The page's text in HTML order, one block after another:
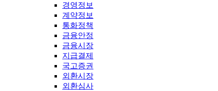
경영정보
계약정보
통화정책
금융안정
금융시장
지급결제
국고증권
외환시장
외환심사